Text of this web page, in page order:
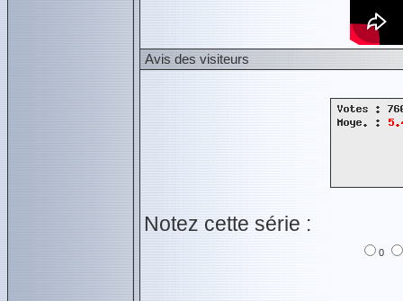
Avis des visiteurs
Notez cette série :
0